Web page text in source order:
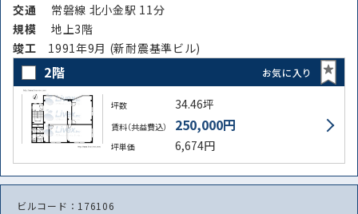
交通
常磐線 北小金駅 11分
規模
地上3階
竣⼯ 1991年9月 (新耐震基準ビル)
2階 お気に入り
坪数 34.46坪
賃料（共益費込） 250,000円
坪単価 6,674円
ビルコード：176106